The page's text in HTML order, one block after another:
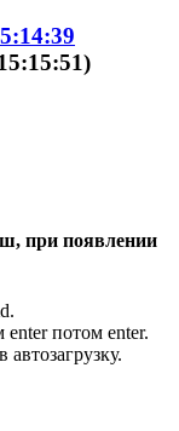
при появлении
потом enter.